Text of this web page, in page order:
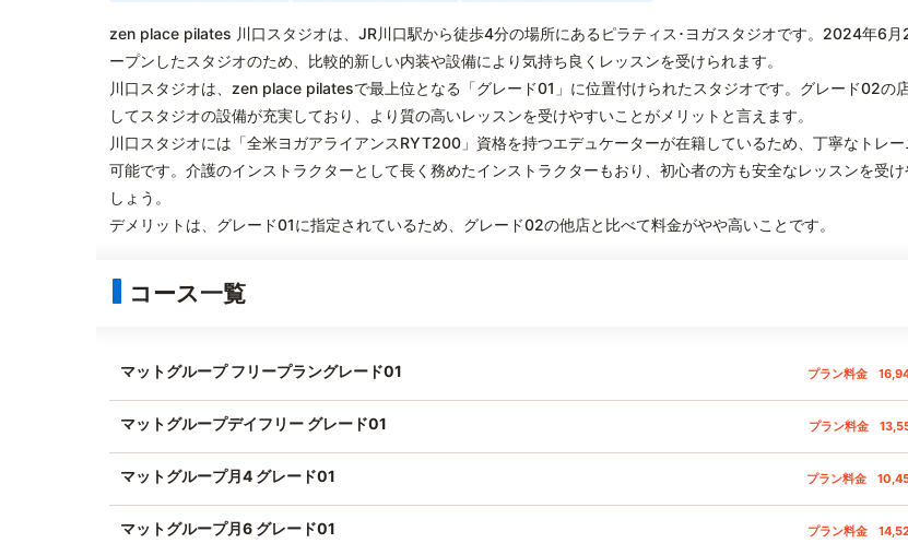
zen place pilates 川口スタジオは、JR川口駅から徒歩4分の場所にあるピラティス･ヨガスタジオです。2024年6月
ープンしたスタジオのため、比較的新しい内装や設備により気持ち良くレッスンを受けられます。
川口スタジオは、zen place pilatesで最上位となる「グレード01」に位置付けられたスタジオです。グレード02の
してスタジオの設備が充実しており、より質の高いレッスンを受けやすいことがメリットと言えます。
川口スタジオには「全米ヨガアライアンスRYT200」資格を持つエデュケーターが在籍しているため、丁寧なトレ
可能です。介護のインストラクターとして長く務めたインストラクターもおり、初心者の方も安全なレッスンを受
しょう。
デメリットは、グレード01に指定されているため、グレード02の他店と比べて料金がやや高いことです。
コース一覧
マットグループ フリープラングレード01 プラン料金
マットグループデイフリー グレード01 プラン料金
マットグループ月4 グレード01 プラン料金
マットグループ月6 グレード01 プラン料金